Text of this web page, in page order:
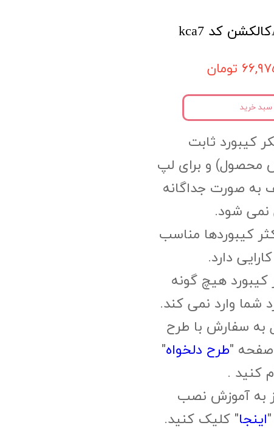
تومان
کیبورد ثابت
محصول) و برای لپ
به صورت جداگانه
نمی شود.
کیبوردها مناسب
دارد.
هیچ گونه
شما وارد نمی کند.
به سفارش با طرح
صفحه "طرح دلخواه"
کنید .
به آموزش نصب
اینجا" کلیک کنید.
سبد خرید